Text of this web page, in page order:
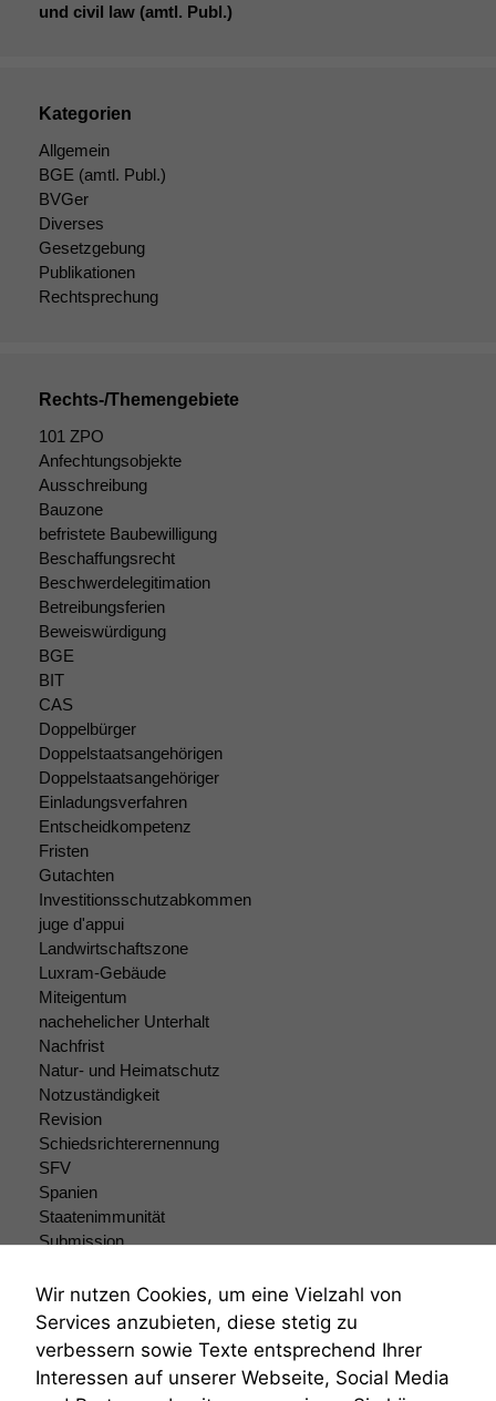
und civil law (amtl. Publ.)
Kategorien
Allgemein
BGE (amtl. Publ.)
BVGer
Diverses
Gesetzgebung
Publikationen
Rechtsprechung
Rechts-/Themengebiete
101 ZPO
Anfechtungsobjekte
Ausschreibung
Bauzone
befristete Baubewilligung
Beschaffungsrecht
Beschwerdelegitimation
Betreibungsferien
Beweiswürdigung
BGE
BIT
CAS
Doppelbürger
Doppelstaatsangehörigen
Doppelstaatsangehöriger
Einladungsverfahren
Entscheidkompetenz
Fristen
Gutachten
Investitionsschutzabkommen
juge d'appui
Landwirtschaftszone
Luxram-Gebäude
Miteigentum
nachehelicher Unterhalt
Nachfrist
Natur- und Heimatschutz
Notzuständigkeit
Revision
Schiedsrichterernennung
SFV
Spanien
Staatenimmunität
Submission
Teilungsklage
Venezuela
VRK
Wiederherstellungsanordnung
Zivilprozessordnung
Wir nutzen Cookies, um eine Vielzahl von
Services anzubieten, diese stetig zu
verbessern sowie Texte entsprechend Ihrer
Interessen auf unserer Webseite, Social Media